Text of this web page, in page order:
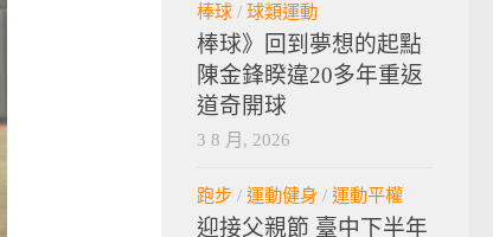
棒球 / 球類運動
棒球》回到夢想的起點
陳金鋒睽違20多年重返
道奇開球
3 8 月, 2026
跑步 / 運動健身 / 運動平權
迎接父親節 臺中下半年